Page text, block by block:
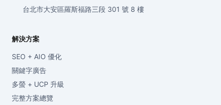
台北市大安區羅斯福路三段 301 號 8 樓
解決方案
SEO + AIO 優化
關鍵字廣告
多螢 + UCP 升級
完整方案總覽